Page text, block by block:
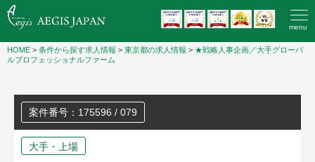
menu
HOME > 条件から探す求人情報 > 東京都の求人情報 > ★戦略人事企画／大手グローバ
ルプロフェッショナルファーム
案件番号：175596 / 079
大手・上場